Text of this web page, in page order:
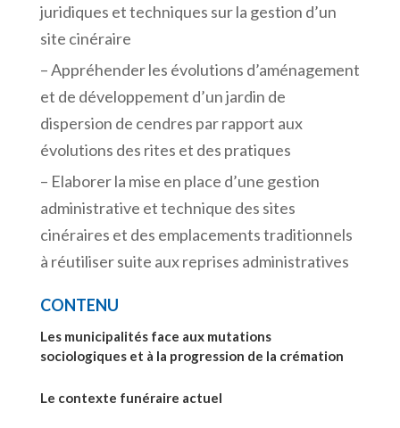
juridiques et techniques sur la gestion d’un
site cinéraire
– Appréhender les évolutions d’aménagement
et de développement d’un jardin de
dispersion de cendres par rapport aux
évolutions des rites et des pratiques
– Elaborer la mise en place d’une gestion
administrative et technique des sites
cinéraires et des emplacements traditionnels
à réutiliser suite aux reprises administratives
CONTENU
Les municipalités face aux mutations
sociologiques et à la progression de la crémation
Le contexte funéraire actuel